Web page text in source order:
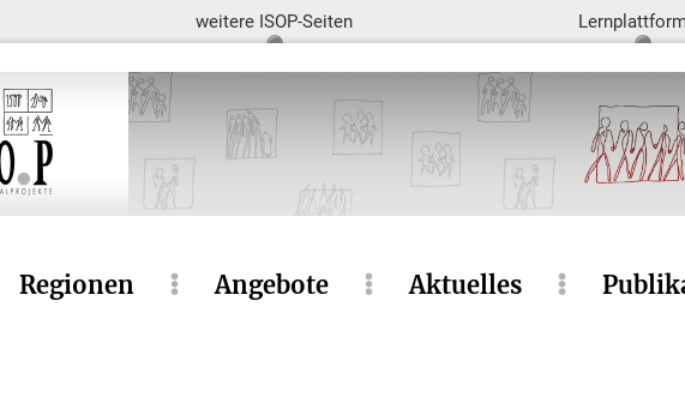
weitere ISOP-Seiten
Regionen Angebote Aktuelles